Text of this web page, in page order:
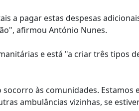
a pagar estas despesas
afirmou António Nunes.
e está "a criar três tipos
às comunidades. Estamos
ambulâncias vizinhas, se